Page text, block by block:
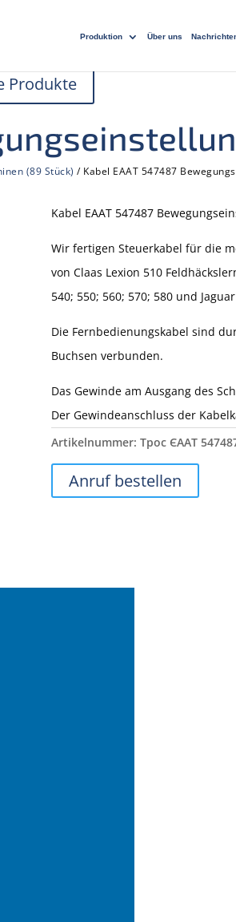
Produktion Über uns
Produkte
(89 Stück) / Kabel EAAT 547487
Kabel EAAT 547487
Wir fertigen Steuerkabel für die
von Claas Lexion 510
540; 550; 560; 570; 580 und
Die Fernbedienungskabel sind
Buchsen verbunden.
Das Gewinde am Ausgang des
Der Gewindeanschluss der
Artikelnummer: Трос ЄААТ
Anruf bestellen